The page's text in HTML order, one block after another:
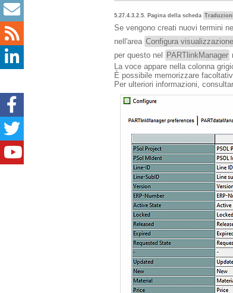
5.27.4.3.2.5. Pagina della scheda Traduzioni
Se vengono creati nuovi termini
nell'area Configura
per questo nel
PARTlinkManager
La voce appare nella colonna
È possibile memorizzare
Per ulteriori informazioni,